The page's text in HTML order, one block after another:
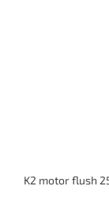
K2 motor flush